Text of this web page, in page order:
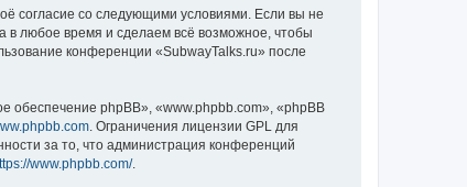
согласие со следующими условиями. Если вы не
в любое время и сделаем всё возможное, чтобы
конференции «SubwayTalks.ru» после
phpBB», «www.phpbb.com», «phpBB
. Ограничения лицензии GPL для
за то, что администрация конференций
www.phpbb.com/.